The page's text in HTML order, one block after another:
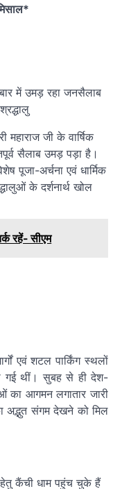
में उमड़ रहा जनसैलाब
महाराज जी के वार्षिक
सैलाब उमड़ पड़ा है।
पूजा-अर्चना एवं धार्मिक
के दर्शनार्थ खोल
रहें- सीएम
एवं शटल पार्किंग स्थलों
गई थीं। सुबह से ही देश-
का आगमन लगातार जारी
अद्भुत संगम देखने को मिल
हेतु कैंची धाम पहुंच चुके हैं